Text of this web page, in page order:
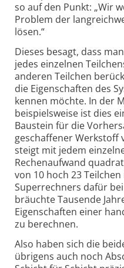
so auf den Punkt: „Wir
Problem der
lösen.“
Dieses besagt, dass
jedes einzelnen
anderen Teilchen
die Eigenschaften des
kennen möchte. In der
beispielsweise ist dies
Baustein für die
geschaffener Werkstoff
steigt mit jedem
Rechenaufwand
von 10 hoch 23
Superrechners dafür
bräuchte Tausende
Eigenschaften einer
zu berechnen.
Also haben sich die
übrigens auch noch